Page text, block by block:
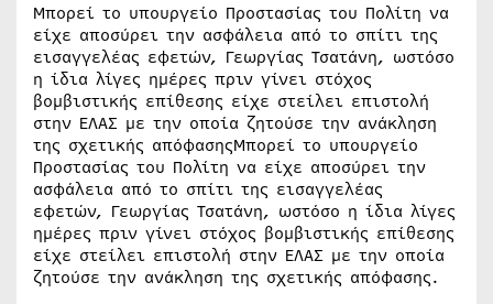
Μπορεί το υπουργείο Προστασίας του Πολίτη να
είχε αποσύρει την ασφάλεια από το σπίτι της
εισαγγελέας εφετών, Γεωργίας Τσατάνη, ωστόσο
η ίδια λίγες ημέρες πριν γίνει στόχος
βομβιστικής επίθεσης είχε στείλει επιστολή
στην ΕΛΑΣ με την οποία ζητούσε την ανάκληση
της σχετικής απόφασηςΜπορεί το υπουργείο
Προστασίας του Πολίτη να είχε αποσύρει την
ασφάλεια από το σπίτι της εισαγγελέας
εφετών, Γεωργίας Τσατάνη, ωστόσο η ίδια λίγες
ημέρες πριν γίνει στόχος βομβιστικής επίθεσης
είχε στείλει επιστολή στην ΕΛΑΣ με την οποία
ζητούσε την ανάκληση της σχετικής απόφασης.